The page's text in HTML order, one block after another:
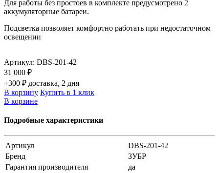
Для работы без простоев в комплекте предусмотрено 2
аккумуляторные батареи.
Подсветка позволяет комфортно работать при недостаточном
освещении
Артикул: DBS-201-42
31 000 ₽
+300 ₽ доставка, 2 дня
В корзину Купить в 1 клик
В корзине
Подробные характеристики
Артикул
DBS-201-42
Бренд
ЗУБР
Гарантия производителя
да